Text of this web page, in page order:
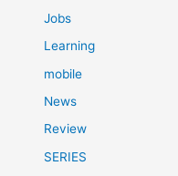
Jobs
Learning
mobile
News
Review
SERIES